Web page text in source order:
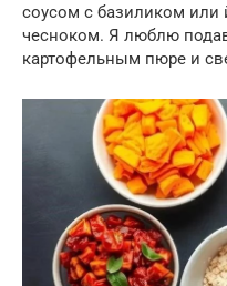
соусом с базиликом или
чесноком. Я люблю
картофельным пюре и